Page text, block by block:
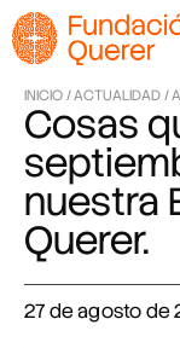
INICIO /ACTUALIDAD /
Cosas
nuestra
Querer.
27 de agosto de